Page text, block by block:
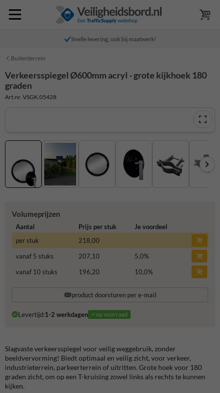
Snelle levering, ook bij maatwerk!
Buitenterrein
Verkeersspiegel Ø600mm acryl - grote kijkhoek 180
graden
Art.nr. VSGK.05428
Volumeprijzen
Aantal Prijs per stuk
Je voordeel
per stuk
218,00
vanaf 5 stuks
207,10 5,0%
vanaf 10 stuks
196,20 10,0%
product doorsturen per e-mail
Levertijd:1-2 werkdagen ✓op voorraad
Slagvaste verkeersspiegel voor veilig weggebruik, zonder
beeldvervorming! Biedt optimaal en veilig zicht, voor verkeer,
industrieterrein, parkeerterrein of uitritten. Grote hoek voor 180
graden zicht, om op een T-kruising zowel links als rechts te kunnen
kijken.